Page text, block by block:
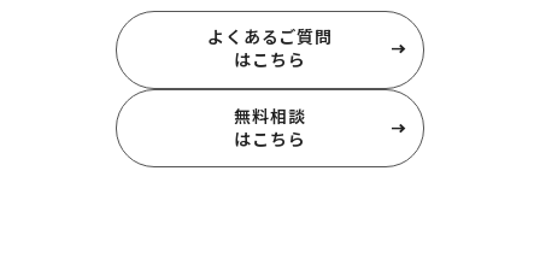
よくあるご質問
はこちら
無料相談
はこちら